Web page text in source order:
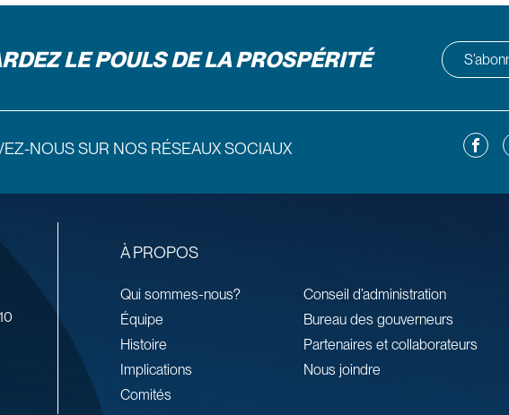
LE POULS DE LA PROSPÉRITÉ
NOUS SUR NOS RÉSEAUX SOCIAUX
À PROPOS
Qui sommes-nous?
Équipe
Histoire
Implications
Comités
Conseil d’administration
Bureau des gouverneurs
Partenaires et collaborateurs
Nous joindre